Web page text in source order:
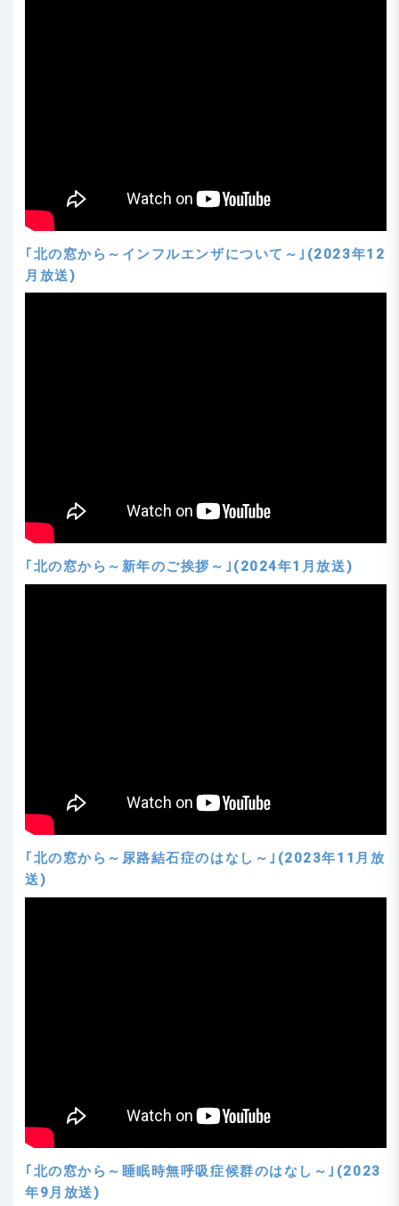
｢北の窓から～インフルエンザについて～｣(2023年12
月放送)
｢北の窓から～新年のご挨拶～｣(2024年1月放送)
｢北の窓から～尿路結石症のはなし～｣(2023年11月放
送)
｢北の窓から～睡眠時無呼吸症候群のはなし～｣(2023
年9月放送)